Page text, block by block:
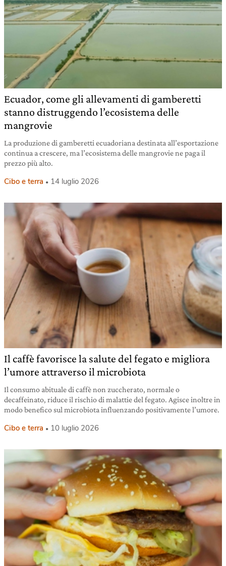
Ecuador, come gli allevamenti di gamberetti
stanno distruggendo l’ecosistema delle
mangrovie
La produzione di gamberetti ecuadoriana destinata all’esportazione
continua a crescere, ma l’ecosistema delle mangrovie ne paga il
prezzo più alto.
Cibo e terra 14 luglio 2026
Il caffè favorisce la salute del fegato e migliora
l’umore attraverso il microbiota
Il consumo abituale di caffè non zuccherato, normale o
decaffeinato, riduce il rischio di malattie del fegato. Agisce inoltre in
modo benefico sul microbiota influenzando positivamente l’umore.
Cibo e terra 10 luglio 2026